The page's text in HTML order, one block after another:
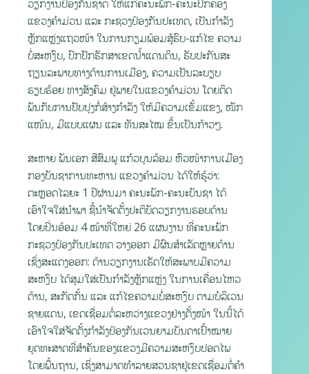
ວຽກງານປ້ອງກັນຊາດ ໃຫ້ແກ່ຄະນະພັກ-ຄະນະປົກຄອງ
ແຂວງຄໍາມ່ວນ ແລະ ກະຊວງປ້ອງກັນປະເທດ, ເປັນກຳລັງ
ຫຼັກແຫຼ່ງແຖວໜ້າ ໃນການກຽມພ້ອມສູ້ຮົບ-ແກ້ໄຂ ຄວາມ
ບໍ່ສະຫງົບ, ປົກປັກຮັກສາເຂດນໍ້າແດນດິນ, ຮັບປະກັນສະ
ຖຽນລະພາບທາງດ້ານການເມືອງ, ຄວາມເປັນລະບຽບ
ຮຽບຮ້ອຍ ທາງສັງຄົມ ຢູ່ພາຍໃນແຂວງຄໍາມ່ວນ ໂດຍຕິດ
ພັນກັບການປັບປຸງກໍ່ສ້າງກໍາລັງ ໃຫ້ມີຄວາມເຂັ້ມແຂງ, ໜັກ
ແໜ້ນ, ມີແບບແຜນ ແລະ ທັນສະໄໝ ຂຶ້ນເປັນກ້າວໆ.
ສະຫາຍ ພັນເອກ ສີສົມພູ ແກ້ວບຸນລ້ອມ ຫົວໜ້າການເມືອງ
ກອງບັນຊາການທະຫານ ແຂວງຄຳມ່ວນ ໄດ້ໃຫ້ຮູ້ວ່າ:
ຕະຫຼອດໄລຍະ 1 ປີຜ່ານມາ ຄະນະພັກ-ຄະນະບັນຊາ ໄດ້
ເອົາໃຈໃສ່ນໍາພາ ຊີ້ນໍາຈັດຕັ້ງປະຕິບັດວຽກງານຮອບດ້ານ
ໂດຍປິ່ນອ້ອມ 4 ໜ້າທີ່ໃຫຍ່ 26 ແຜນງານ ທີ່ຄະນະພັກ
ກະຊວງປ້ອງກັນປະເທດ ວາງອອກ ມີຜົນສໍາເລັດຫຼາຍດ້ານ
ເຊິ່ງສະແດງອອກ: ດ້ານວຽກງານເຮັດໃຫ້ສະພາບມີຄວາມ
ສະຫງົບ ໄດ້ສຸມໃສ່ເປັນກໍາລັງຫຼັກແຫຼ່ງ ໃນການເຄື່ອນໄຫວ
ຕ້ານ, ສະກັດກັ້ນ ແລະ ແກ້ໄຂຄວາມບໍ່ສະຫງົບ ຕາມບໍລິເວນ
ຊາຍແດນ, ເຂດເຊື່ອມຕໍ່ລະຫວ່າງແຂວງຢ່າງຕັ້ງໜ້າ ໃນນີ້ໄດ້
ເອົາໃຈໃສ່ຈັດຕັ້ງກຳລັງປ້ອງກັນເວນຍາມບັນດາເປົ້າໝາຍ
ຍຸດທະສາດທີ່ສຳຄັນຂອງແຂວງມີຄວາມສະຫງົບປອດໄພ
ໂດຍພື້ນຖານ, ເຊິ່ງສາມາດທຳລາຍສວນຊາຢູ່ເຂດເຊື່ອມຕໍ່ຄຳ